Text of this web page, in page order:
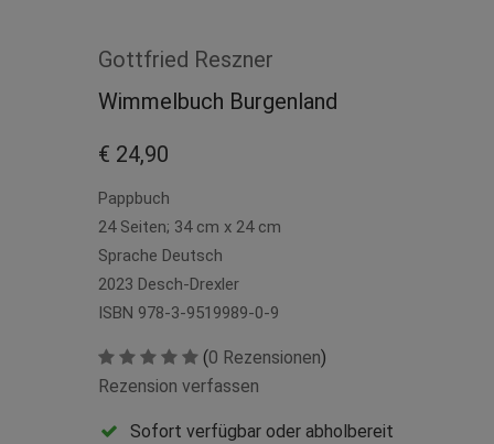
Gottfried Reszner
Wimmelbuch Burgenland
€ 24,90
Pappbuch
24 Seiten; 34 cm x 24 cm
Sprache Deutsch
2023 Desch-Drexler
ISBN 978-3-9519989-0-9
(0 Rezensionen)
Rezension verfassen
Sofort verfügbar oder abholbereit